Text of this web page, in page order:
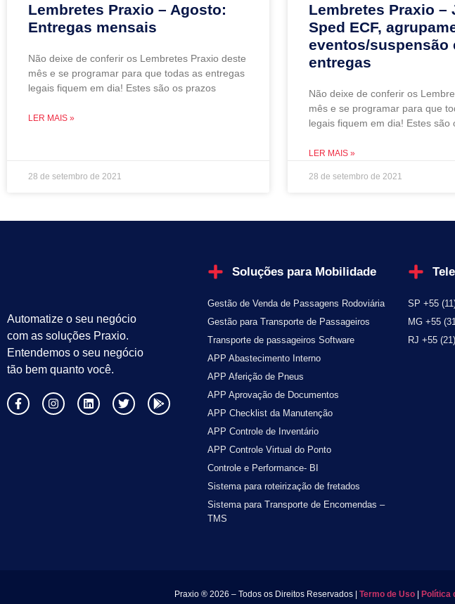
Lembretes Praxio – Agosto:
Entregas mensais
Não deixe de conferir os Lembretes Praxio deste
mês e se programar para que todas as entregas
legais fiquem em dia! Estes são os prazos
LER MAIS »
28 de setembro de 2021
Lembretes Praxio –
Sped ECF,
eventos/suspensão
entregas
Não deixe de conferir os
mês e se programar para que
legais fiquem em dia! Estes são
LER MAIS »
28 de setembro de 2021
Automatize o seu negócio
com as soluções Praxio.
Entendemos o seu negócio
tão bem quanto você.
Soluções para Mobilidade
Gestão de Venda de Passagens Rodoviária
Gestão para Transporte de Passageiros
Transporte de passageiros Software
APP Abastecimento Interno
APP Aferição de Pneus
APP Aprovação de Documentos
APP Checklist da Manutenção
APP Controle de Inventário
APP Controle Virtual do Ponto
Controle e Performance- BI
Sistema para roteirização de fretados
Sistema para Transporte de Encomendas –
TMS
SP +55
MG +55
RJ +55
Praxio ® 2026 – Todos os Direitos Reservados | Termo de Uso Política